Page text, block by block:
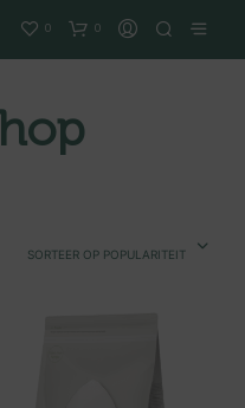
0 0
SORTEER OP POPULARITEIT